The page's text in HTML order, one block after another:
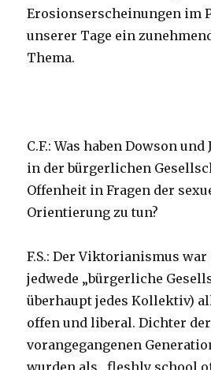
Erosionserscheinungen im
unserer Tage ein
Thema.
C.F.: Was haben Dowson
in der bürgerlichen
Offenheit in Fragen der
Orientierung zu tun?
F.S.: Der Viktorianismus
jedwede „bürgerliche
überhaupt jedes Kollektiv)
offen und liberal. Dichter der
vorangegangenen
wurden als „fleshly school